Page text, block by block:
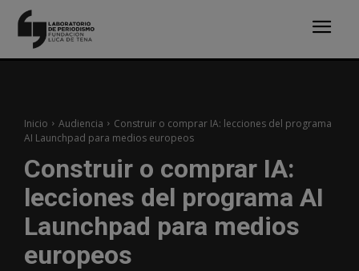
Inicio Audiencia
Construir o comprar IA: lecciones del programa
AI Launchpad para medios europeos
Construir o comprar IA:
lecciones del programa AI
Launchpad para medios
europeos